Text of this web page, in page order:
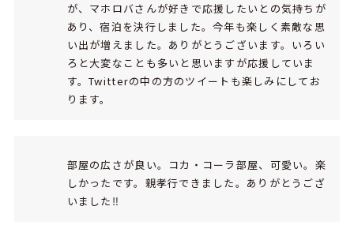
が、マホロバさんが好きで応援したいとの気持ちが
あり、宿泊を決行しました。今年も楽しく素敵な思
い出が増えました。ありがとうございます。いろい
ろと大変なことも多いと思いますが応援していま
す。Twitterの中の方のツイートも楽しみにしてお
ります。
部屋の広さが良い。コカ・コーラ部屋、可愛い。楽
しかったです。親孝行できました。ありがとうござ
いました‼